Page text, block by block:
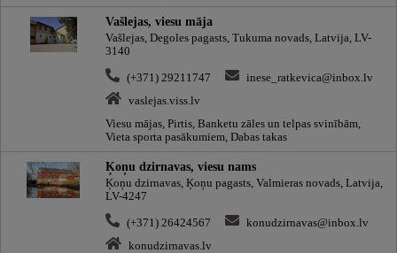
Vašlejas, viesu māja
Vašlejas, Degoles pagasts, Tukuma novads, Latvija, LV-
3140
(+371) 29211747
inese_ratkevica@inbox.lv
vaslejas.viss.lv
Viesu mājas, Pirtis, Banketu zāles un telpas svinībām,
Vieta sporta pasākumiem, Dabas takas
Ķoņu dzirnavas, viesu nams
Ķoņu dzirnavas, Ķoņu pagasts, Valmieras novads, Latvija,
LV-4247
(+371) 26424567
konudzirnavas@inbox.lv
konudzirnavas.lv